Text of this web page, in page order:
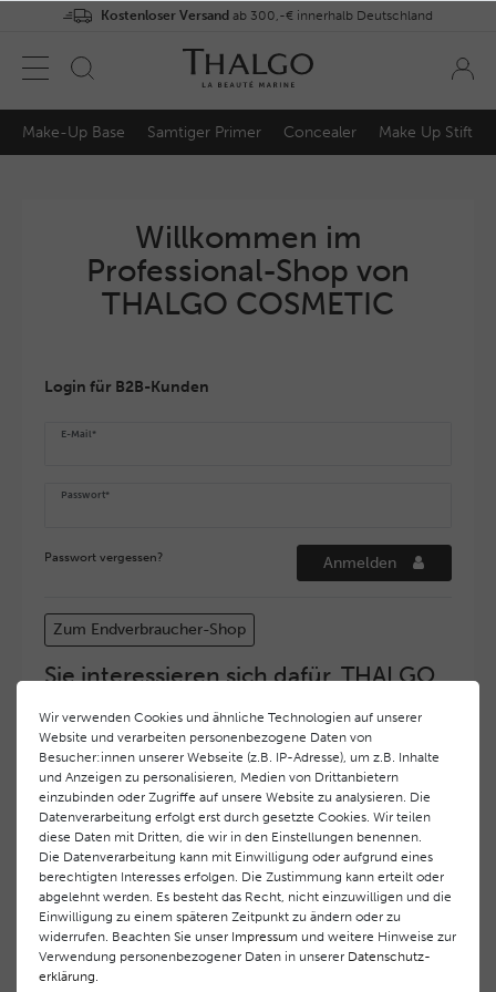
Kostenloser Versand ab 300,-€ innerhalb Deutschland
Make-Up Base Samtiger Primer Concealer Make Up Stift
Willkommen im
Professional-Shop von
THALGO COSMETIC
Login für B2B-Kunden
E-Mail*
Passwort*
Passwort vergessen? Anmelden
Zum Endverbraucher-Shop
Sie interessieren sich dafür, THALGO
werden?
Hohe Servicequalität und ein exzellentes Markenimage
haben beiTHALGO COSMETICoberste Priorität.
Anspruchsvollen Endverbrauchern möchten wir ein
hohes Qualitätsniveau und gleichzeitig eine
überdurchschnittliche Behandlungs- und Serviceleistung
gewährleisten. Deshalb haben wir ein selektives
Vertriebssystem eingeführt. THALGO COSMETICPartner
werden auf diese Weise wirtschaftlich unterstützt,
während Endverbrauchern eine stets gleichbleibend hohe
Dienstleistungsqualität und ein innovatives Produkt- und
Wir verwenden Cookies und ähnliche Technologien auf unserer
Website und verarbeiten personenbezogene Daten von
Besucher:innen unserer Webseite (z.B. IP-Adresse), um z.B. Inhalte
und Anzeigen zu personalisieren, Medien von Drittanbietern
einzubinden oder Zugriffe auf unsere Website zu analysieren. Die
Datenverarbeitung erfolgt erst durch gesetzte Cookies. Wir teilen
diese Daten mit Dritten, die wir in den Einstellungen benennen.
Die Datenverarbeitung kann mit Einwilligung oder aufgrund eines
berechtigten Interesses erfolgen. Die Zustimmung kann erteilt oder
abgelehnt werden. Es besteht das Recht, nicht einzuwilligen und die
Einwilligung zu einem späteren Zeitpunkt zu ändern oder zu
widerrufen. Beachten Sie unser Impressum und weitere Hinweise zur
Verwendung personenbezogener Daten in unserer Daten­schutz­
erklärung.